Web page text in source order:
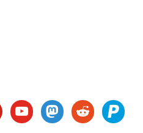
youtubemastodon
reddit paypal